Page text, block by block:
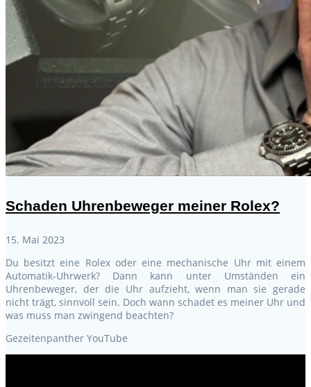
Schaden Uhrenbeweger meiner Rolex?
15. Mai 2023
Du besitzt eine Rolex oder eine mechanische Uhr mit einem
Automatik-Uhrwerk? Dann kann unter Umständen ein
Uhrenbeweger, der die Uhr aufzieht, wenn man sie gerade
nicht trägt, sinnvoll sein. Doch wann schadet es meiner Uhr und
was muss man zwingend beachten?
Gezeitenpanther YouTube